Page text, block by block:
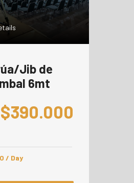
Jib de
6mt
$390.000
/ Day